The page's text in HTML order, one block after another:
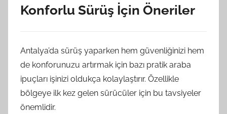
Konforlu Sürüş İçin Öneriler
Antalya’da sürüş yaparken hem güvenliğinizi hem
de konforunuzu artırmak için bazı pratik araba
ipuçları işinizi oldukça kolaylaştırır. Özellikle
bölgeye ilk kez gelen sürücüler için bu tavsiyeler
önemlidir.